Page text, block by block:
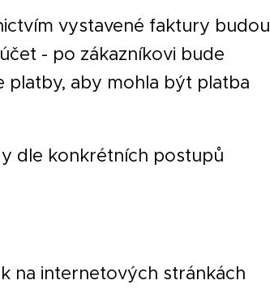
vystavené faktury budou
- po zákazníkovi bude
platby, aby mohla být platba
dle konkrétních postupů
na internetových stránkách